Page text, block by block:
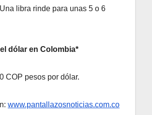
libra rinde para unas 5 o 6
dólar en Colombia*
COP pesos por dólar.
www.pantallazosnoticias.com.co